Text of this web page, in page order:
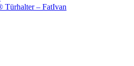
Türhalter – FatIvan